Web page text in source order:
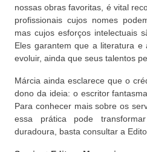
nossas obras favoritas, é vital
profissionais cujos nomes
mas cujos esforços intelectuais
Eles garantem que a literatura e
evoluir, ainda que seus talentos
Márcia ainda esclarece que o
dono da ideia: o escritor
Para conhecer mais sobre os
essa prática pode
duradoura, basta consultar a